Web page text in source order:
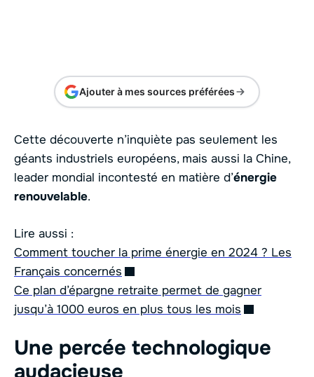
Ajouter à mes sources préférées
Cette découverte n’inquiète pas seulement les
géants industriels européens, mais aussi la Chine,
leader mondial incontesté en matière d’énergie
renouvelable.
Lire aussi :
Comment toucher la prime énergie en 2024 ? Les
Français concernés
Ce plan d’épargne retraite permet de gagner
jusqu’à 1000 euros en plus tous les mois
Une percée technologique